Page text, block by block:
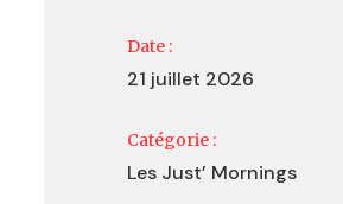
Date :
21 juillet 2026
Catégorie :
Les Just’ Mornings